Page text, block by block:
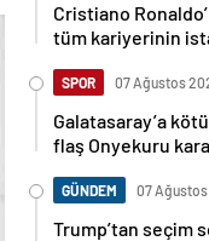
Cristiano
tüm kariyerinin
SPOR 07 Ağustos
Galatasaray’a
flaş Onyekuru
GÜNDEM 07
Trump’tan seçim